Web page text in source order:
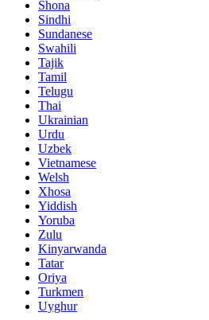
Shona
Sindhi
Sundanese
Swahili
Tajik
Tamil
Telugu
Thai
Ukrainian
Urdu
Uzbek
Vietnamese
Welsh
Xhosa
Yiddish
Yoruba
Zulu
Kinyarwanda
Tatar
Oriya
Turkmen
Uyghur